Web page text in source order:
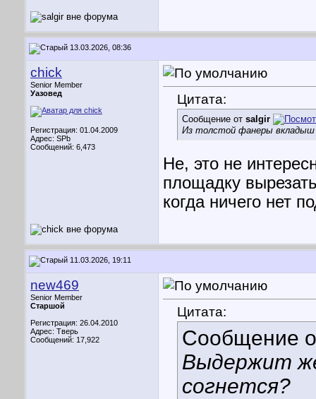
13.03.2026, 08:36
chick
Senior Member
Уазовед
Регистрация: 01.04.2009
Адрес: SPb
Сообщений: 6,473
Цитата:
Сообщение от salgir
Из толстой фанеры вкладыш
Не, это не
площадку
когда ничего нет
11.03.2026, 19:11
new469
Senior Member
Старшой
Регистрация: 26.04.2010
Адрес: Тверь
Сообщений: 17,922
Цитата:
Сообщение
Выдержит
согнется?